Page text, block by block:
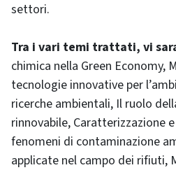
settori.
Tra i vari temi trattati, vi
chimica nella Green Economy,
tecnologie innovative per
ricerche ambientali, Il ruolo
rinnovabile, Caratterizzazione
fenomeni di contaminazione
applicate nel campo dei rifiuti,